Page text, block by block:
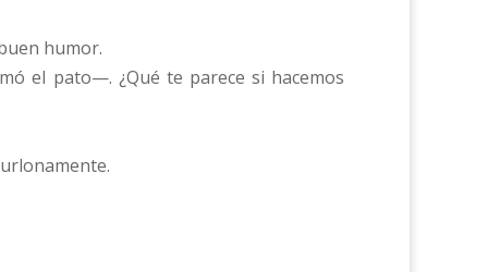
humor.
el pato—. ¿Qué te parece si hacemos